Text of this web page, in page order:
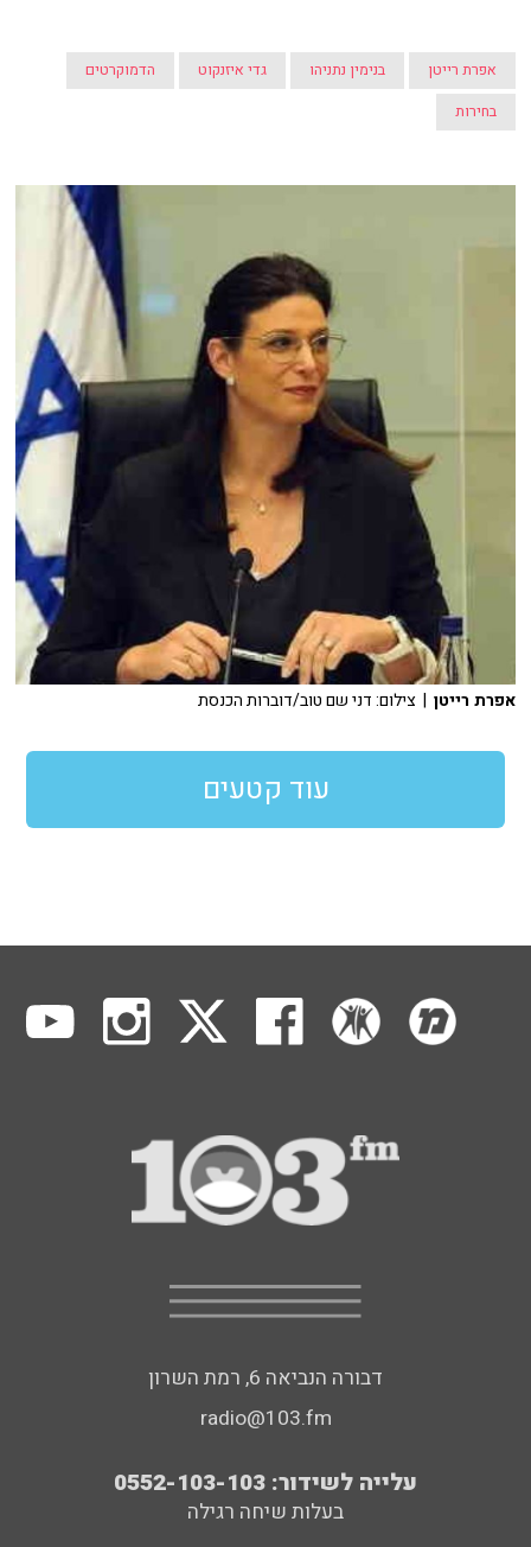
אפרת רייטן בנימין נתניהו גדי איזנקוט
הדמוקרטים
בחירות
אפרת רייטן | צילום: דני שם טוב/דוברות הכנסת
עוד קטעים
דבורה הנביאה 6, רמת השרון
radio@103.fm
עלייה לשידור: 0552-103-103
בעלות שיחה רגילה